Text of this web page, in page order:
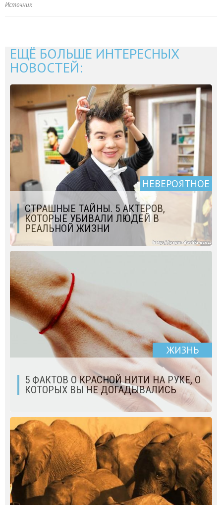
Источник
ЕЩЁ БОЛЬШЕ ИНТЕРЕСНЫХ
НОВОСТЕЙ:
НЕВЕРОЯТНОЕ
СТРАШНЫЕ ТАЙНЫ. 5 АКТЕРОВ,
КОТОРЫЕ УБИВАЛИ ЛЮДЕЙ В
РЕАЛЬНОЙ ЖИЗНИ
ЖИЗНЬ
5 ФАКТОВ О КРАСНОЙ НИТИ НА РУКЕ, О
КОТОРЫХ ВЫ НЕ ДОГАДЫВАЛИСЬ